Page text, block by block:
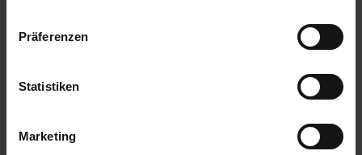
Präferenzen
Statistiken
Marketing